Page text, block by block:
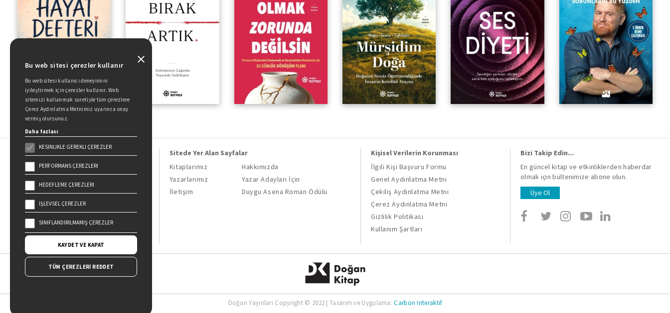
Doğan Kitap, bir Doğan Holding
kuruluşudur.
19 Mayıs Cad. Golden Plaza No:1 Kat:10
34360 / Şişli / İstanbul
Sitede Yer Alan Sayfalar
Kitaplarımız
Hakkımızda
Yazarlarımız
Yazar Adayları İçin
İletişim
Duygu Asena Roman Ödülü
Kişisel Verilerin Korunması
İlgili Kişi Başvuru Formu
Genel Aydınlatma Metni
Çekiliş Aydınlatma Metni
Çerez Aydınlatma Metni
Gizlilik Politikası
Kullanım Şartları
Bizi Takip Edin...
En güncel kitap ve etkinliklerden haberdar
olmak için bültenimize abone olun.
Üye Ol
Doğan Yayınları Copyright © 2022 | Tasarım ve Uygulama:Carbon Interaktif
Bu web sitesi çerezler kullanır
Bu web sitesi kullanıcı deneyimini
iyileştirmek için çerezler kullanır. Web
sitemizi kullanmak suretiyle tüm çerezlere
Çerez Aydınlatma Metnimiz uyarınca onay
vermiş olursunuz.
Daha fazlası
KESINLIKLE GEREKLI ÇEREZLER
PERFORMANS ÇEREZLERI
HEDEFLEME ÇEREZLERI
İŞLEVSEL ÇEREZLER
SINIFLANDIRILMAMIŞ ÇEREZLER
KAYDET VE KAPAT
TÜM ÇEREZLERİ REDDET